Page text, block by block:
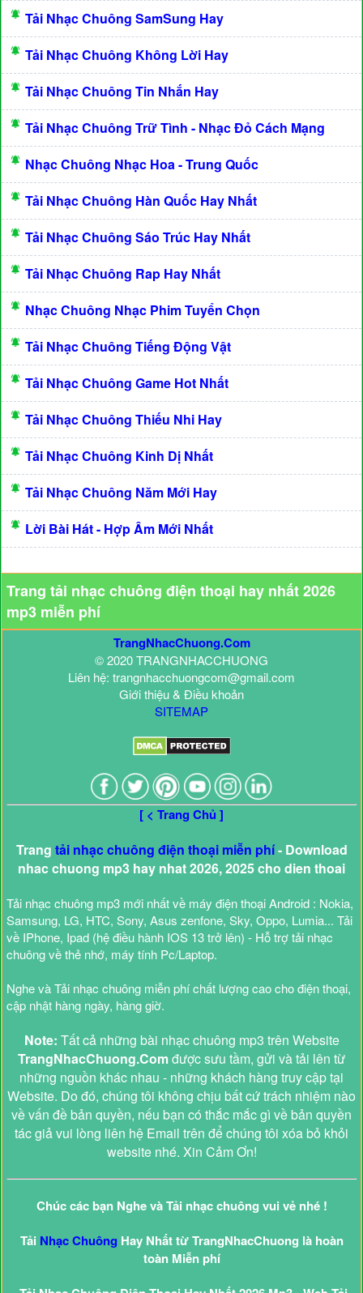
Tải Nhạc Chuông SamSung Hay
Tải Nhạc Chuông Không Lời Hay
Tải Nhạc Chuông Tin Nhắn Hay
Tải Nhạc Chuông Trữ Tình - Nhạc Đỏ Cách Mạng
Nhạc Chuông Nhạc Hoa - Trung Quốc
Tải Nhạc Chuông Hàn Quốc Hay Nhất
Tải Nhạc Chuông Sáo Trúc Hay Nhất
Tải Nhạc Chuông Rap Hay Nhất
Nhạc Chuông Nhạc Phim Tuyển Chọn
Tải Nhạc Chuông Tiếng Động Vật
Tải Nhạc Chuông Game Hot Nhất
Tải Nhạc Chuông Thiếu Nhi Hay
Tải Nhạc Chuông Kinh Dị Nhất
Tải Nhạc Chuông Năm Mới Hay
Lời Bài Hát - Hợp Âm Mới Nhất
Trang tải nhạc chuông điện thoại hay nhất 2026
mp3 miễn phí
TrangNhacChuong.Com
© 2020 TRANGNHACCHUONG
Liên hệ: trangnhacchuongcom@gmail.com
Giới thiệu & Điều khoản
SITEMAP
[ < Trang Chủ ]
Trang tải nhạc chuông điện thoại miễn phí- Download
nhac chuong mp3 hay nhat 2026, 2025 cho dien thoai
Tải nhạc chuông mp3 mới nhất về máy điện thoại Android : Nokia,
Samsung, LG, HTC, Sony, Asus zenfone, Sky, Oppo, Lumia... Tải
về IPhone, Ipad (hệ điều hành IOS 13 trở lên) - Hỗ trợ tải nhạc
chuông về thẻ nhớ, máy tính Pc/Laptop.
Nghe và Tải nhạc chuông miễn phí chất lượng cao cho điện thoại,
cập nhật hàng ngày, hàng giờ.
Note: Tất cả những bài nhạc chuông mp3 trên Website
TrangNhacChuong.Comđược sưu tầm, gửi và tải lên từ
những nguồn khác nhau - những khách hàng truy cập tại
Website. Do đó, chúng tôi không chịu bất cứ trách nhiệm nào
về vấn đề bản quyền, nếu bạn có thắc mắc gì về bản quyền
tác giả vui lòng liên hệ Email trên để chúng tôi xóa bỏ khỏi
website nhé. Xin Cảm Ơn!
Chúc các bạn Nghe và Tải nhạc chuông vui vẻ nhé !
Tải Nhạc Chuông Hay Nhất từ TrangNhacChuong là hoàn
toàn Miễn phí